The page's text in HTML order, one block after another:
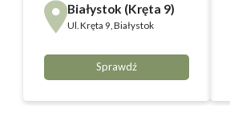
Białystok (Kręta 9)
Ul. Kręta 9, Białystok
Sprawdź